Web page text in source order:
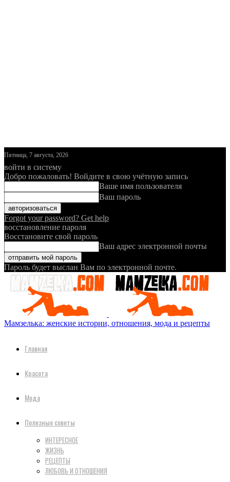
Пятница, 7 августа, 2026
войти в систему
Добро пожаловать! Войдите в свою учётную запись
Ваше имя пользователя
Ваш пароль
Forgot your password? Get help
восстановление пароля
Восстановите свой пароль
Ваш адрес электронной почты
Пароль будет выслан Вам по электронной почте.
Мамзелька: женские истории, отношения, мода и рецепты
Главная
Красота
Мода
Полезные советы
ИНТЕРЕСНОЕ
ЖИЗНЬ
РЕЦЕПТЫ
ЛЮБОВЬ И ОТНОШЕНИЯ